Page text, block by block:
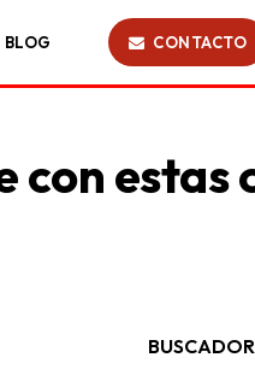
BLOG CONTACTO
con estas
BUSCADOR